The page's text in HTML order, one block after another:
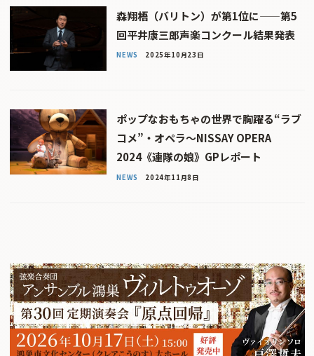
森翔梧（バリトン）が第1位に——第5
回平井康三郎声楽コンクール結果発表
NEWS 2025年10月23日
ポップなおもちゃの世界で胸躍る“ラブ
コメ”・オペラ〜NISSAY OPERA
2024《連隊の娘》GPレポート
NEWS 2024年11月8日